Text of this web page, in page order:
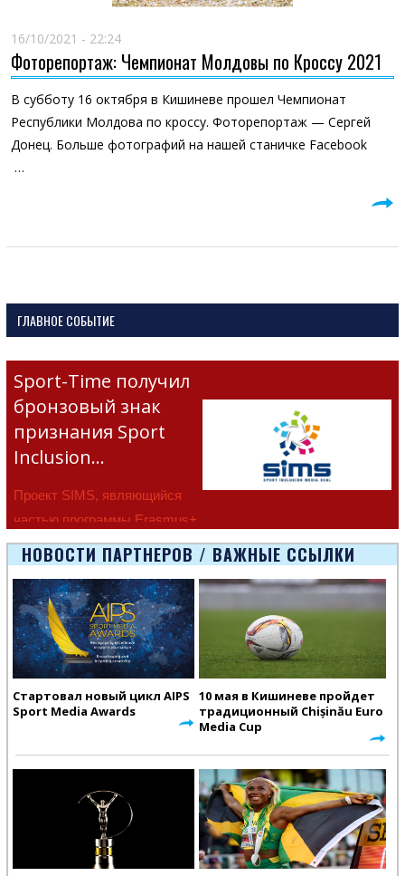
16/10/2021 - 22:24
Фоторепортаж: Чемпионат Молдовы по Кроссу 2021
В субботу 16 октября в Кишиневе прошел Чемпионат
Республики Молдова по кроссу. Фоторепортаж — Сергей
Донец. Больше фотографий на нашей станичке Facebook
…
ГЛАВНОЕ СОБЫТИЕ
Sport-Time получил
бронзовый знак
признания Sport
Inclusion…
Проект SIMS, являющийся
частью программы Erasmus+
Европейско
НОВОСТИ ПАРТНЕРОВ / ВАЖНЫЕ ССЫЛКИ
Стартовал новый цикл AIPS
Sport Media Awards
10 мая в Кишиневе пройдет
традиционный Chișinău Euro
Media Cup